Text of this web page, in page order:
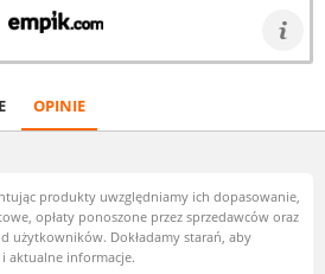
OPINIE
produkty uwzględniamy ich dopasowanie,
opłaty ponoszone przez sprzedawców oraz
użytkowników. Dokładamy starań, aby
aktualne informacje.